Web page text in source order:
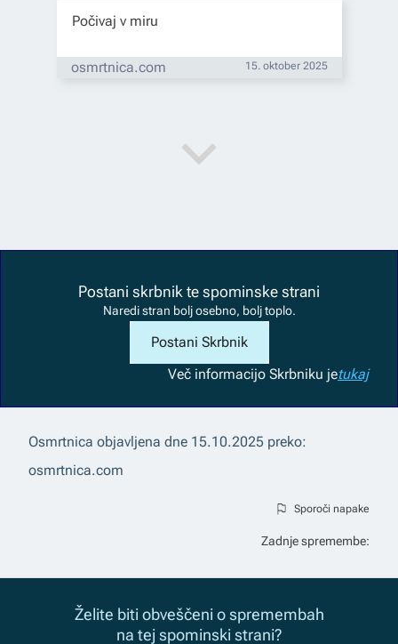
Počivaj v miru
osmrtnica.com 15. oktober 2025
Postani skrbnik te spominske strani
Naredi stran bolj osebno, bolj toplo.
Postani Skrbnik
Več informacijo Skrbniku jetukaj
Osmrtnica objavljena dne 15.10.2025 preko:
osmrtnica.com
Sporoči napake
Zadnje spremembe:
Želite biti obveščeni o spremembah
na tej spominski strani?